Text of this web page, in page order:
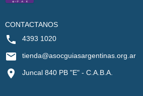
CONTACTANOS
4393 1020
tienda@asocguiasargentinas.org.ar
Juncal 840 PB "E" - C.A.B.A.